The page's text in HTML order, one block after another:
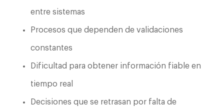
entre sistemas
Procesos que dependen de validaciones
constantes
Dificultad para obtener información fiable en
tiempo real
Decisiones que se retrasan por falta de